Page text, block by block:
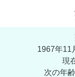
1967年11
現
次の年